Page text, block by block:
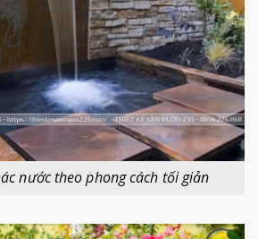
nước theo phong cách tối giản